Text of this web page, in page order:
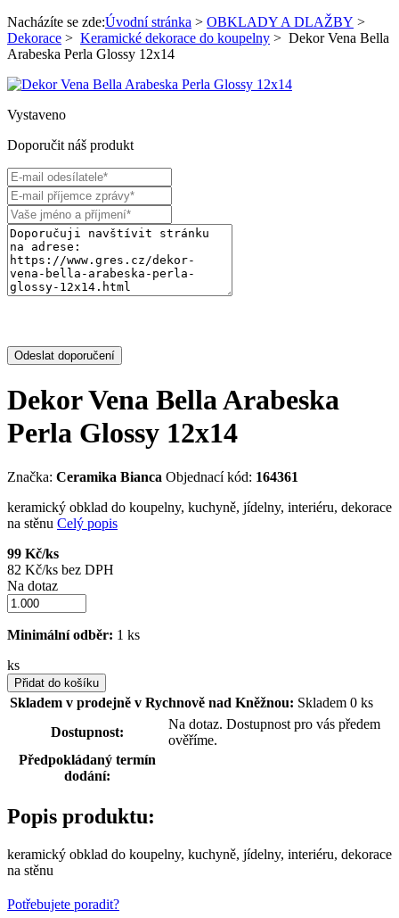
Nacházíte se zde:Úvodní stránka > OBKLADY A DLAŽBY >
Dekorace > Keramické dekorace do koupelny > Dekor Vena Bella
Arabeska Perla Glossy 12x14
Vystaveno
Doporučit náš produkt
Odeslat doporučení
Dekor Vena Bella Arabeska
Perla Glossy 12x14
Značka: Ceramika Bianca Objednací kód: 164361
keramický obklad do koupelny, kuchyně, jídelny, interiéru, dekorace
na stěnu Celý popis
99 Kč/ks
82 Kč/ks bez DPH
Na dotaz
Minimální odběr: 1 ks
ks
Přidat do košíku
Skladem v prodejně v Rychnově nad Kněžnou: Skladem 0 ks
Dostupnost:
Na dotaz. Dostupnost pro vás předem
ověříme.
Předpokládaný termín
dodání:
Popis produktu:
keramický obklad do koupelny, kuchyně, jídelny, interiéru, dekorace
na stěnu
Potřebujete poradit?